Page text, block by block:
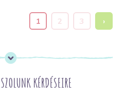
1 2 3 ›
KÉRDÉSEIRE